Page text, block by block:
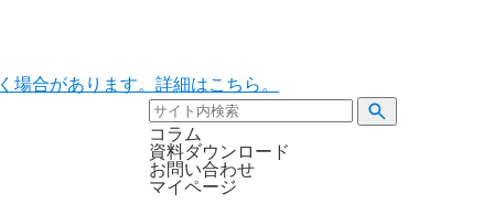
合があります。詳細はこちら。
コラム
資料ダウンロード
お問い合わせ
マイページ